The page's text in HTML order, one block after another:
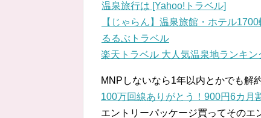
温泉旅行は [Yahoo!トラベル]
【じゃらん】温泉旅館・ホテル
るるぶトラベル
楽天トラベル 大人気温泉地ランキ
MNPしないなら1年以内とかでも解
100万回線ありがとう！900円6カ月
エントリーパッケージ買ってそのエ